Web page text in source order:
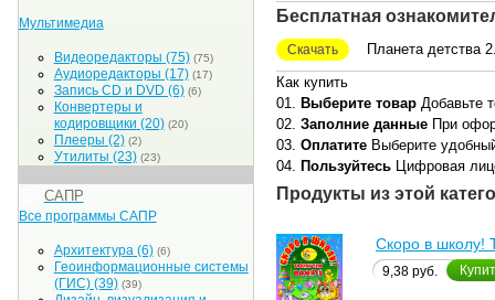
Бесплатная
Скачать
Планета детства
Как купить
01.
Выберите товар Добавьте
02. Заполние данные При
03. Оплатите Выберите
04. Пользуйтесь Цифровая
Продукты из этой
Скоро в школу!
9,38 руб.
Мультимедиа
Видеоредакторы (75) (75)
Аудиоредакторы (17) (17)
Запись CD и DVD (6) (6)
Конвертеры и
кодировщики (20) (20)
Плееры (2) (2)
Утилиты (23) (23)
САПР
Все программы САПР
Архитектура(6) (6)
Геоинформационные системы
(ГИС)(39) (39)